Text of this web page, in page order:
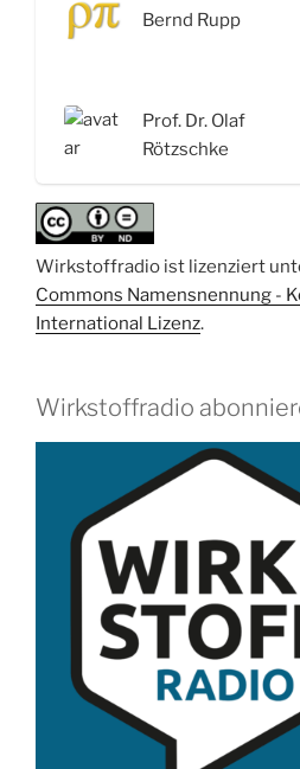
Prof.
Rötzschke“
Bernd Rupp
Prof. Dr. Olaf
Rötzschke
Wirkstoffradio ist lizenziert
Commons Namensnennung -
International Lizenz.
Wirkstoffradio